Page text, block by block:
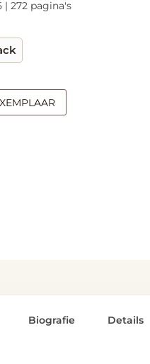
| 272 pagina's
Biografie Details